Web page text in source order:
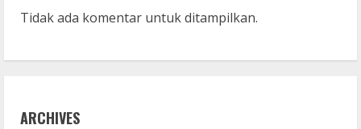
Tidak ada komentar untuk ditampilkan.
ARCHIVES